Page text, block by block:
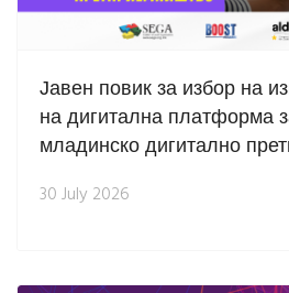
Јавен повик за избор на
на дигитална платформа
младинско дигитално
30 July 2026